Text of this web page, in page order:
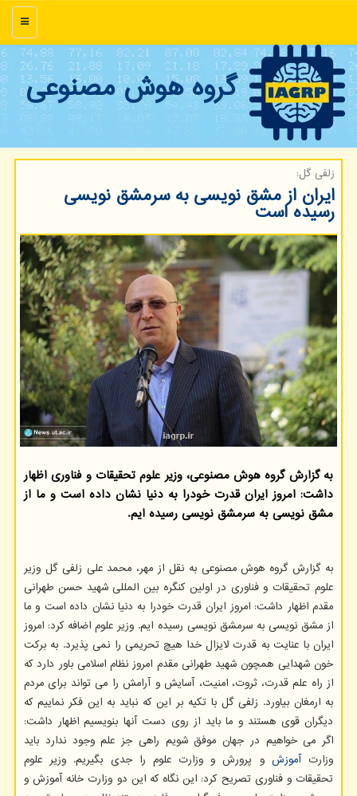
منو
گروه هوش مصنوعی
زلفی گل:
ایران از مشق نویسی به سرمشق نویسی
رسیده است
به گزارش گروه هوش مصنوعی، وزیر علوم تحقیقات و فناوری اظهار
داشت: امروز ایران قدرت خودرا به دنیا نشان داده است و ما از
مشق نویسی به سرمشق نویسی رسیده ایم.
به گزارش گروه هوش مصنوعی به نقل از مهر، محمد علی زلفی گل وزیر
علوم تحقیقات و فناوری در اولین کنگره بین المللی شهید حسن طهرانی
مقدم اظهار داشت: امروز ایران قدرت خودرا به دنیا نشان داده است و ما
از مشق نویسی به سرمشق نویسی رسیده ایم. وزیر علوم اضافه کرد: امروز
ایران با عنایت به قدرت لایزال خدا هیچ تحریمی را نمی پذیرد. به برکت
خون شهدایی همچون شهید طهرانی مقدم امروز نظام اسلامی باور دارد که
از راه علم قدرت، ثروت، امنیت، آسایش و آرامش را می تواند برای مردم
به ارمغان بیاورد. زلفی گل با تکیه بر این که نباید به این فکر نماییم که
دیگران قوی هستند و ما باید از روی دست آنها بنویسیم اظهار داشت:
اگر می خواهیم در جهان موفق شویم راهی جز علم وجود ندارد باید
وزارتآموزش و پرورش و وزارت علوم را جدی بگیریم. وزیر علوم
تحقیقات و فناوری تصریح کرد: این نگاه که این دو وزارت خانه آموزش و